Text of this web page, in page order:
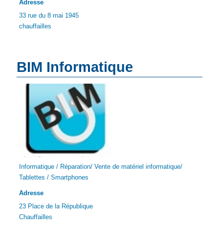
Adresse
33 rue du 8 mai 1945
chauffailles
BIM Informatique
Informatique / Réparation/ Vente de matériel informatique/
Tablettes / Smartphones
Adresse
23 Place de la République
Chauffailles